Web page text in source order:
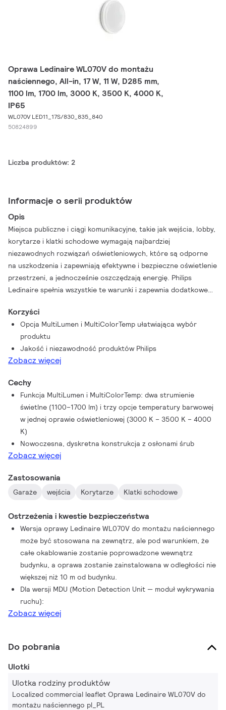
Oprawa Ledinaire WL070V do montażu
naściennego, All-in, 17 W, 11 W, D285 mm,
1100 lm, 1700 lm, 3000 K, 3500 K, 4000 K,
IP65
WL070V LED11_17S/830_835_840
50824899
Liczba produktów: 2
Informacje o serii produktów
Opis
Miejsca publiczne i ciągi komunikacyjne, takie jak wejścia, lobby,
korytarze i klatki schodowe wymagają najbardziej
niezawodnych rozwiązań oświetleniowych, które są odporne
na uszkodzenia i zapewniają efektywne i bezpieczne oświetlenie
przestrzeni, a jednocześnie oszczędzają energię. Philips
Ledinaire spełnia wszystkie te warunki i zapewnia dodatkowe
podstawowych opraw LED dostępnych od ręki. Podobnie jak
nowoczesny model do montażu naściennego, który idealnie
sprawdzi się jako oświetlenie domowe. I tak, jak pozostałe
produkty z serii Ledinaire, cechuje się wysoką jakością
charakterystyczną dla produktów Philips oraz przystępnymi
rozwiązania wiodącego producenta w branży oświetlenia LED.
Korzyści
Opcja MultiLumen i MultiColorTemp ułatwiająca wybór
produktu
Jakość i niezawodność produktów Philips
Zobacz więcej
Cechy
Funkcja MultiLumen i MultiColorTemp: dwa strumienie
świetlne (1100–1700 lm) i trzy opcje temperatury barwowej
w jednej oprawie oświetleniowej (3000 K – 3500 K – 4000
K)
Nowoczesna, dyskretna konstrukcja z osłonami śrub
Zobacz więcej
Zastosowania
Garaże wejścia Korytarze Klatki schodowe
Ostrzeżenia i kwestie bezpieczeństwa
Wersja oprawy Ledinaire WL070V do montażu naściennego
może być stosowana na zewnątrz, ale pod warunkiem, że
całe okablowanie zostanie poprowadzone wewnątrz
budynku, a oprawa zostanie zainstalowana w odległości nie
większej niż 10 m od budynku.
Dla wersji MDU (Motion Detection Unit — moduł wykrywania
ruchu):
Zobacz więcej
Do pobrania
Ulotki
Ulotka rodziny produktów
Localized commercial leaflet Oprawa Ledinaire WL070V do
montażu naściennego pl_PL